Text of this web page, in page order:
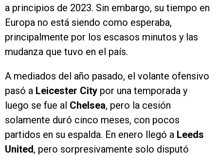
a principios de 2023. Sin embargo, su tiempo en
Europa no está siendo como esperaba,
principalmente por los escasos minutos y las
mudanza que tuvo en el país.
A mediados del año pasado, el volante ofensivo
pasó a Leicester City por una temporada y
luego se fue al Chelsea, pero la cesión
solamente duró cinco meses, con pocos
partidos en su espalda. En enero llegó a Leeds
United, pero sorpresivamente solo disputó